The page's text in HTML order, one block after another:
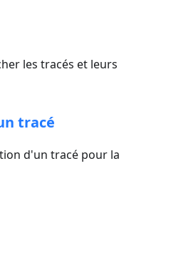
les tracés et leurs
tracé
d'un tracé pour la